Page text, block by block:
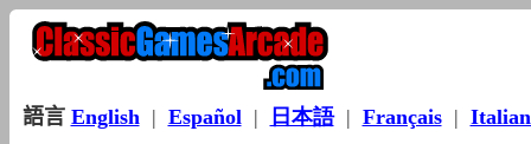
語言 English| Español| 日本語| Français|